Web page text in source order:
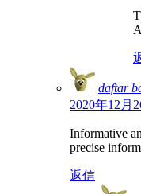
daftar
2020年12月
Informative
precise
返信